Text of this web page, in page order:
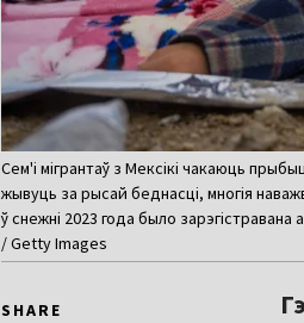
Сем'і мігрантаў з Мексікі чакаюць
жывуць за рысай беднасці, многія
ў снежні 2023 года было
/ Getty Images
SHARE